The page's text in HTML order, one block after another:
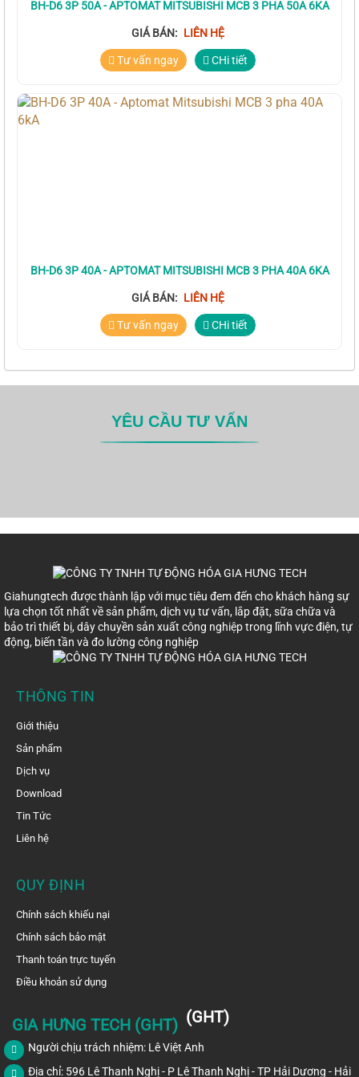
BH-D6 3P 50A - APTOMAT MITSUBISHI MCB 3 PHA 50A 6KA
GIÁ BÁN: LIÊN HỆ
Tư vấn ngay CHi tiết
BH-D6 3P 40A - APTOMAT MITSUBISHI MCB 3 PHA 40A 6KA
GIÁ BÁN: LIÊN HỆ
Tư vấn ngay CHi tiết
YÊU CẦU TƯ VẤN
Giahungtech được thành lập với mục tiêu đem đến cho khách hàng sự
lựa chọn tốt nhất về sản phẩm, dịch vụ tư vấn, lắp đặt, sữa chữa và
bảo trì thiết bị, dây chuyền sản xuất công nghiệp trong lĩnh vực điện, tự
động, biến tần và đo lường công nghiệp
THÔNG TIN
Giới thiệu
Sản phẩm
Dịch vụ
Download
Tin Tức
Liên hệ
QUY ĐỊNH
Chính sách khiếu nại
Chính sách bảo mật
Thanh toán trực tuyến
Điều khoản sử dụng
GIA HƯNG TECH (GHT) (GHT)
Người chịu trách nhiệm: Lê Việt Anh
Địa chỉ: 596 Lê Thanh Nghị - P Lê Thanh Nghị - TP Hải Dương - Hải